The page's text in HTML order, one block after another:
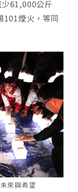
61,000公斤
101煙火，等同
來與希望